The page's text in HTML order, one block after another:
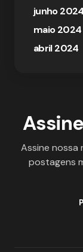
junho 2024
maio 2024
abril 2024
Assine
postagens